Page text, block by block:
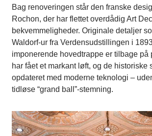
Bag renoveringen står den franske
Rochon, der har flettet overdådig Art
bekvemmeligheder. Originale detaljer
Waldorf-ur fra Verdensudstillingen i
imponerende hovedtrappe er tilbage på
har fået et markant løft, og de historiske
opdateret med moderne teknologi –
tidløse “grand ball”-stemning.